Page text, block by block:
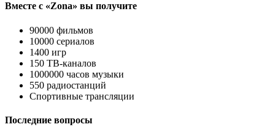
Вместе с «Zona» вы получите
90000 фильмов
10000 сериалов
1400 игр
150 ТВ-каналов
1000000 часов музыки
550 радиостанций
Спортивные трансляции
Последние вопросы